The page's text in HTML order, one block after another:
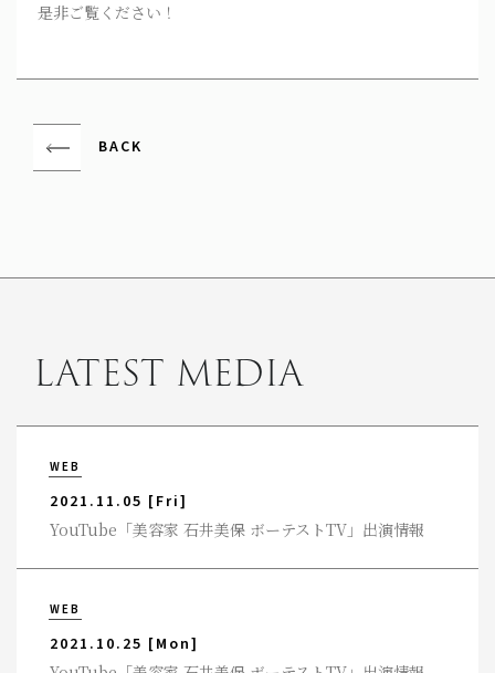
是非ご覧ください！
BACK
LATEST MEDIA
WEB
2021.11.05 [Fri]
YouTube「美容家 石井美保 ボーテストTV」出演情報
WEB
2021.10.25 [Mon]